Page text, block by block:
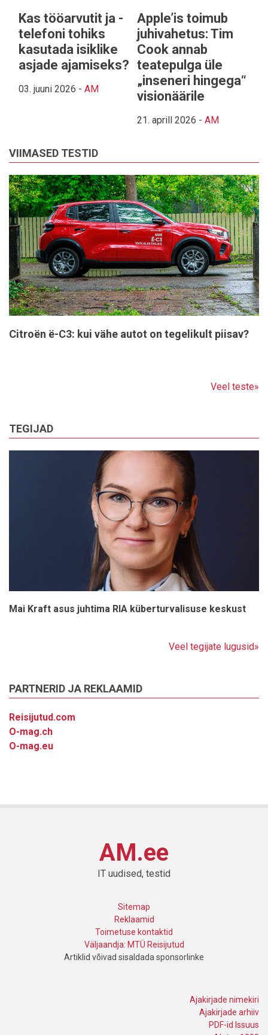
Kas tööarvutit ja -
telefoni tohiks
kasutada isiklike
asjade ajamiseks?
03. juuni 2026 - AM
Apple’is toimub
juhivahetus: Tim
Cook annab
teatepulga üle
„inseneri hingega“
visionäärile
21. aprill 2026 - AM
VIIMASED TESTID
Citroën ë-C3: kui vähe autot on tegelikult piisav?
Veel teste»
TEGIJAD
Mai Kraft asus juhtima RIA küberturvalisuse keskust
Veel tegijate lugusid»
PARTNERID JA REKLAAMID
Reisijutud.com
O-mag.ch
O-mag.eu
AM.ee
IT uudised, testid
Sitemap
Reklaamid
Toimetuse kontaktid
Väljaandja: MTÜ Reisijutud
Artiklid võivad sisaldada sponsorlinke
Ajakirjade nimekiri
Ajakirjade arhiiv
PDF-id Issuus